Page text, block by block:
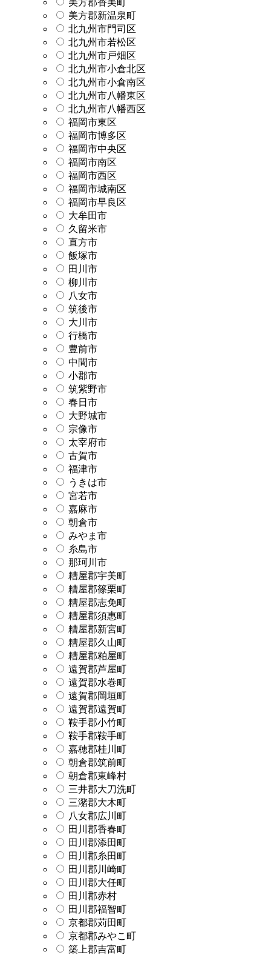
美方郡新温泉町
北九州市門司区
北九州市若松区
北九州市戸畑区
北九州市小倉北区
北九州市小倉南区
北九州市八幡東区
北九州市八幡西区
福岡市東区
福岡市博多区
福岡市中央区
福岡市南区
福岡市西区
福岡市城南区
福岡市早良区
大牟田市
久留米市
直方市
飯塚市
田川市
柳川市
八女市
筑後市
大川市
行橋市
豊前市
中間市
小郡市
筑紫野市
春日市
大野城市
宗像市
太宰府市
古賀市
福津市
うきは市
宮若市
嘉麻市
朝倉市
みやま市
糸島市
那珂川市
糟屋郡宇美町
糟屋郡篠栗町
糟屋郡志免町
糟屋郡須惠町
糟屋郡新宮町
糟屋郡久山町
糟屋郡粕屋町
遠賀郡芦屋町
遠賀郡水巻町
遠賀郡岡垣町
遠賀郡遠賀町
鞍手郡小竹町
鞍手郡鞍手町
嘉穂郡桂川町
朝倉郡筑前町
朝倉郡東峰村
三井郡大刀洗町
三潴郡大木町
八女郡広川町
田川郡香春町
田川郡添田町
田川郡糸田町
田川郡川崎町
田川郡大任町
田川郡赤村
田川郡福智町
京都郡苅田町
京都郡みやこ町
築上郡吉富町